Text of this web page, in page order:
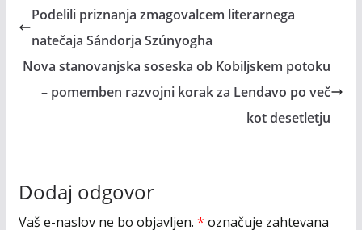
Podelili priznanja zmagovalcem literarnega
natečaja Sándorja Szúnyogha
Nova stanovanjska soseska ob Kobiljskem potoku
– pomemben razvojni korak za Lendavo po več
kot desetletju
Dodaj odgovor
Vaš e-naslov ne bo objavljen. * označuje zahtevana